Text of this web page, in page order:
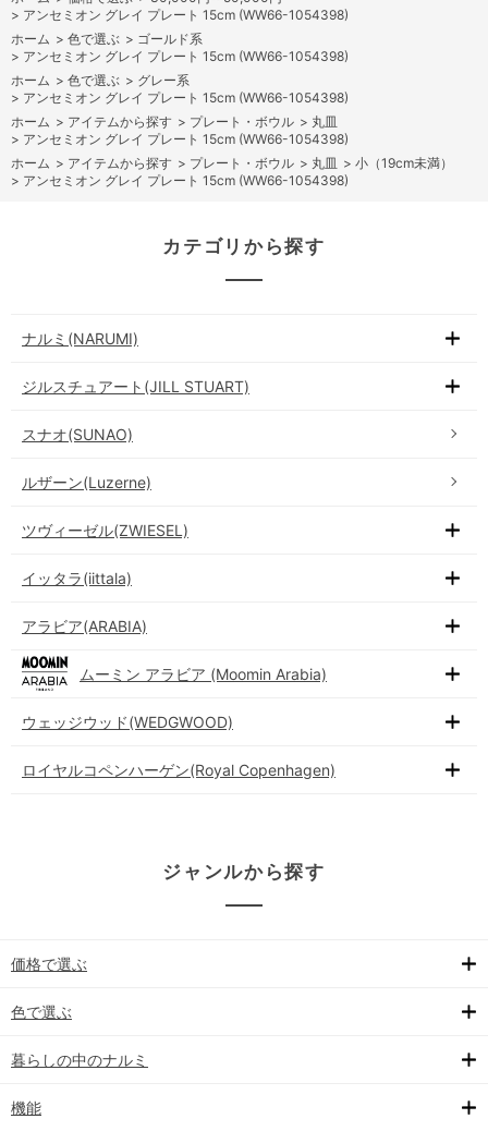
> アンセミオン グレイ プレート 15cm (WW66-1054398)
ホーム > 色で選ぶ > ゴールド系
> アンセミオン グレイ プレート 15cm (WW66-1054398)
ホーム > 色で選ぶ > グレー系
> アンセミオン グレイ プレート 15cm (WW66-1054398)
ホーム > アイテムから探す > プレート・ボウル > 丸皿
> アンセミオン グレイ プレート 15cm (WW66-1054398)
ホーム > アイテムから探す > プレート・ボウル > 丸皿 > 小（19cm未満）
> アンセミオン グレイ プレート 15cm (WW66-1054398)
カテゴリから探す
ナルミ(NARUMI)
ジルスチュアート(JILL STUART)
スナオ(SUNAO)
ルザーン(Luzerne)
ツヴィーゼル(ZWIESEL)
イッタラ(iittala)
アラビア(ARABIA)
ムーミン アラビア (Moomin Arabia)
ウェッジウッド(WEDGWOOD)
ロイヤルコペンハーゲン(Royal Copenhagen)
ジャンルから探す
価格で選ぶ
色で選ぶ
暮らしの中のナルミ
機能